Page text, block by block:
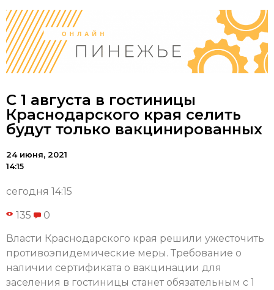
С 1 августа в гостиницы
Краснодарского края селить
будут только вакцинированных
24 июня, 2021
14:15
сегодня 14:15
135 0
Власти Краснодарского края решили ужесточить
противоэпидемические меры. Требование о
наличии сертификата о вакцинации для
заселения в гостиницы станет обязательным с 1